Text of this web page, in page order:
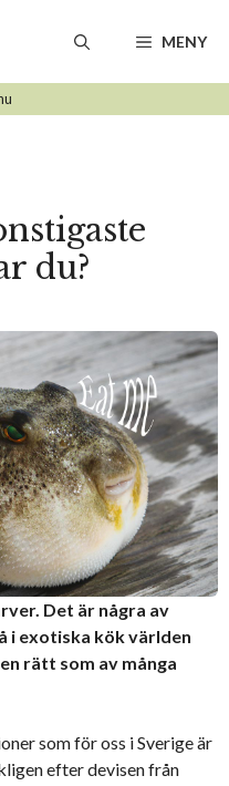
MENY
du?
Det är några av
i exotiska kök världen
rätt som av många
som för oss i Sverige är
efter devisen från